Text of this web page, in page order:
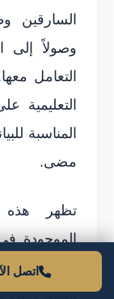
السارقين
وصولاً إلى
التعامل
التعليمية
المناسبة
مضى.
الموجودة
يستدعي
البيانات.
اتصل